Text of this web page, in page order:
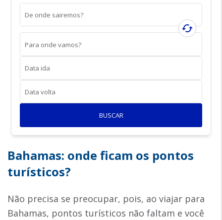
De onde sairemos?
cached
Para onde vamos?
Data ida
Data volta
BUSCAR
Bahamas: onde ficam os pontos
turísticos?
Não precisa se preocupar, pois, ao viajar para
Bahamas, pontos turísticos não faltam e você